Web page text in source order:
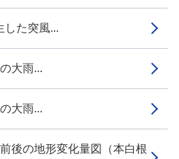
した突風...
大雨...
大雨...
後の地形変化量図（本白根